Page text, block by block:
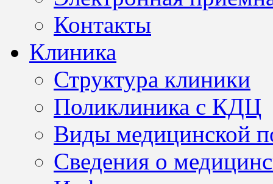
Контакты
Клиника
Структура клиники
Поликлиника с КДЦ
Виды медицинской
Сведения о